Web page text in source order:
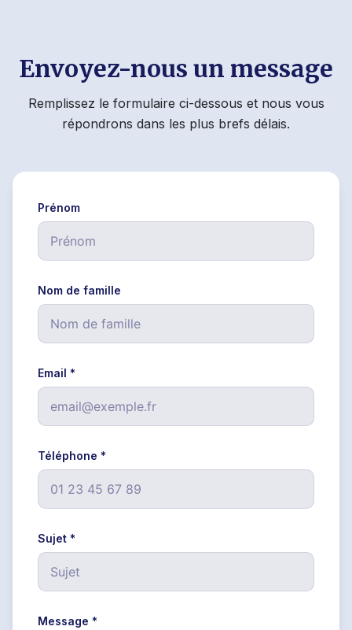
Envoyez-nous un message
Remplissez le formulaire ci-dessous et nous vous
répondrons dans les plus brefs délais.
Prénom
Nom de famille
Email
Téléphone
Sujet
Message